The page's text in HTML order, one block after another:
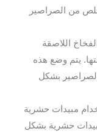
من الصراصير
اللاصقة
يتم وضع هذه
بشكل
مبيدات حشرية
حشرية بشكل